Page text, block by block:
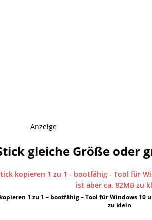
Anzeige
gleiche Größe oder
1 zu 1 – bootfähig – Tool für Windows 10
zu klein